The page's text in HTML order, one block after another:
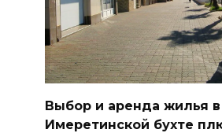
Выбор и аренда жилья в
Имеретинской бухте